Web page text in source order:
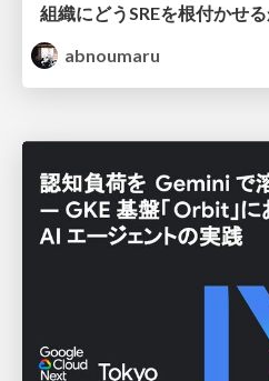
組織にどうSREを根付かせ
abnoumaru